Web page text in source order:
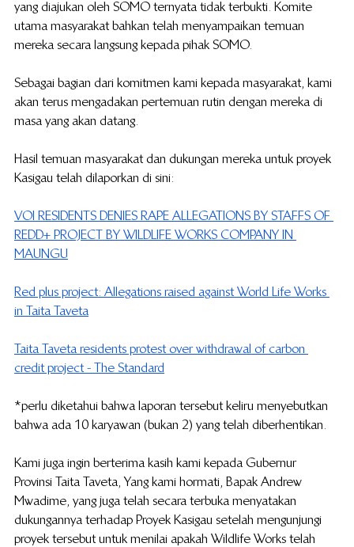
yang diajukan oleh SOMO ternyata tidak terbukti. Komite
utama masyarakat bahkan telah menyampaikan temuan
mereka secara langsung kepada pihak SOMO.
Sebagai bagian dari komitmen kami kepada masyarakat, kami
akan terus mengadakan pertemuan rutin dengan mereka di
masa yang akan datang.
Hasil temuan masyarakat dan dukungan mereka untuk proyek
Kasigau telah dilaporkan di sini:
VOI RESIDENTS DENIES RAPE ALLEGATIONS BY STAFFS OF
REDD+ PROJECT BY WILDLIFE WORKS COMPANY IN
MAUNGU
Red plus project: Allegations raised against World Life Works
in Taita Taveta
Taita Taveta residents protest over withdrawal of carbon
credit project - The Standard
*perlu diketahui bahwa laporan tersebut keliru menyebutkan
bahwa ada 10 karyawan (bukan 2) yang telah diberhentikan.
Kami juga ingin berterima kasih kami kepada Gubernur
Provinsi Taita Taveta, Yang kami hormati, Bapak Andrew
Mwadime, yang juga telah secara terbuka menyatakan
dukungannya terhadap Proyek Kasigau setelah mengunjungi
proyek tersebut untuk menilai apakah Wildlife Works telah